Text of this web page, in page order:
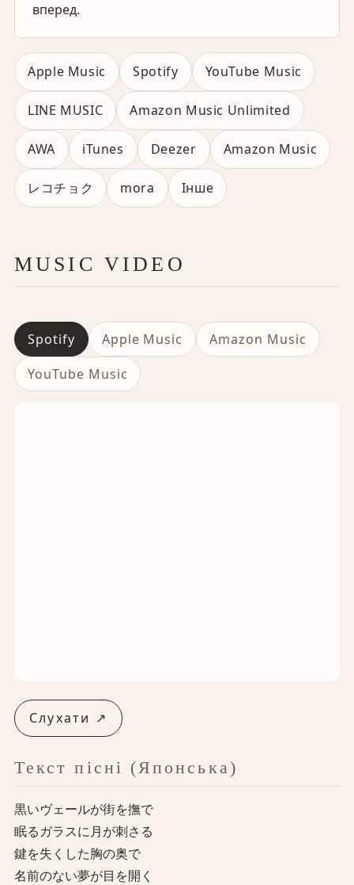
вперед.
Apple Music Spotify YouTube Music
LINE MUSIC Amazon Music Unlimited
AWA iTunes Deezer Amazon Music
レコチョク mora Інше
MUSIC VIDEO
Spotify Apple Music
Amazon Music
YouTube Music
Слухати ↗
Текст пісні (Японська)
黒いヴェールが街を撫で
眠るガラスに月が刺さる
鍵を失くした胸の奥で
名前のない夢が目を開く